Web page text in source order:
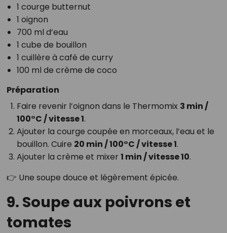
1 courge butternut
1 oignon
700 ml d’eau
1 cube de bouillon
1 cuillère à café de curry
100 ml de crème de coco
Préparation
Faire revenir l’oignon dans le Thermomix 3 min /
100°C / vitesse 1.
Ajouter la courge coupée en morceaux, l’eau et le
bouillon. Cuire 20 min / 100°C / vitesse 1.
Ajouter la crème et mixer 1 min / vitesse 10.
👉 Une soupe douce et légèrement épicée.
9. Soupe aux poivrons et
tomates